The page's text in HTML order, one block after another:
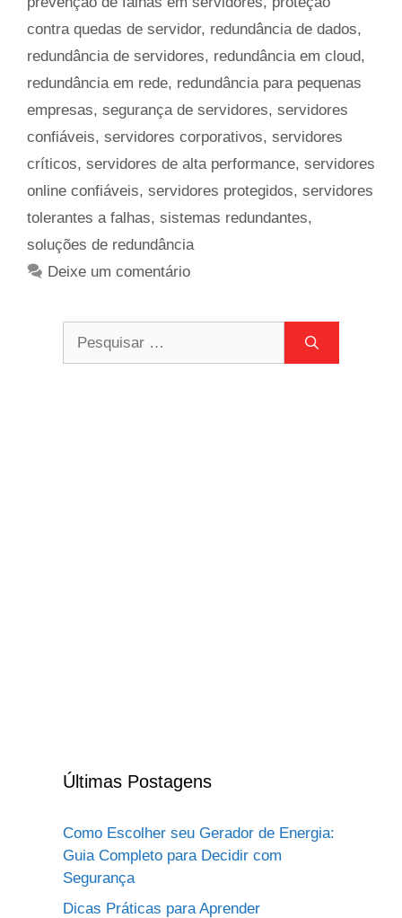
contra quedas de servidor, redundância de dados,
redundância de servidores, redundância em cloud,
redundância em rede, redundância para pequenas
empresas, segurança de servidores, servidores
confiáveis, servidores corporativos, servidores
críticos, servidores de alta performance, servidores
online confiáveis, servidores protegidos, servidores
tolerantes a falhas, sistemas redundantes,
soluções de redundância
Deixe um comentário
Últimas Postagens
Como Escolher seu Gerador de Energia:
Guia Completo para Decidir com
Segurança
Dicas Práticas para Aprender